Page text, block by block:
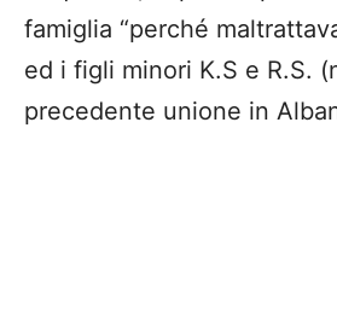
famiglia “perché
ed i figli minori K.S e R.S.
precedente unione in